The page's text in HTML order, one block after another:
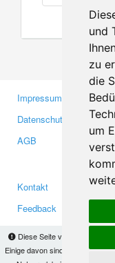
und
zu
die
um
Diese Seite verwendet
Einige davon sind notwendig,
Impressum
Datenschutzerklärung
AGB
Kontakt
Feedback